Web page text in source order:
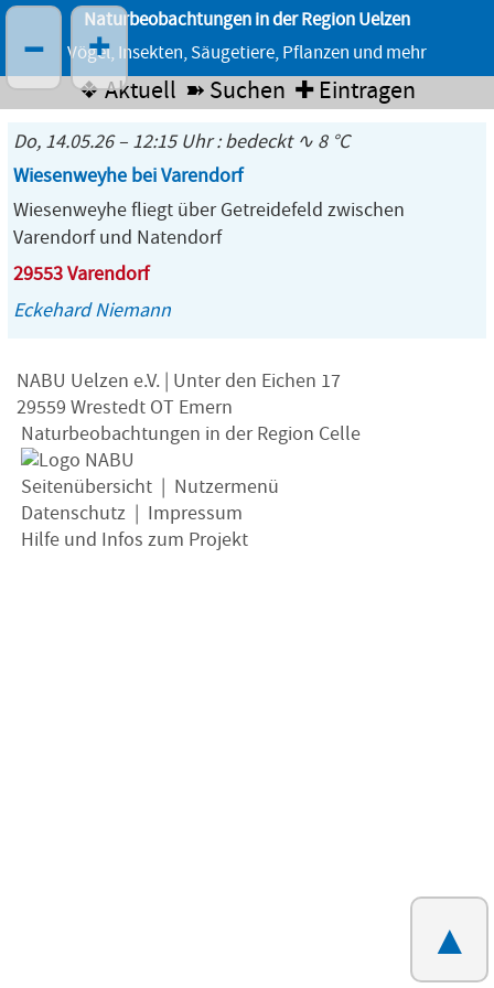
Naturbeobachtungen in der Region Uelzen
Vögel, Insekten, Säugetiere, Pflanzen und mehr
❖ Aktuell ➽ Suchen ✚ Eintragen
Do, 14.05.26 – 12:15 Uhr : bedeckt ∿ 8 °C
Wiesenweyhe bei Varendorf
Wiesenweyhe fliegt über Getreidefeld zwischen
Varendorf und Natendorf
29553 Varendorf
Eckehard Niemann
NABU Uelzen e.V. | Unter den Eichen 17
29559 Wrestedt OT Emern
Naturbeobachtungen in der Region Celle
Seitenübersicht
Nutzermenü
Datenschutz
Impressum
Hilfe und Infos zum Projekt
▲
– +